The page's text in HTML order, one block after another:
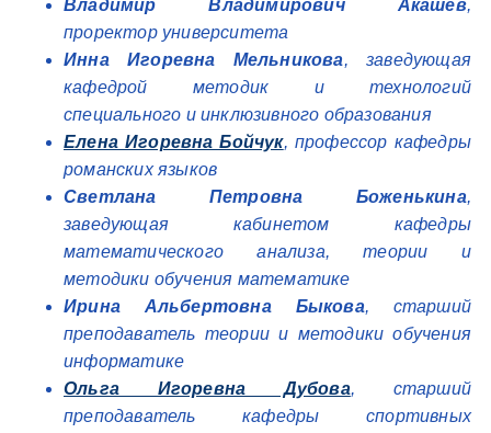
Владимир Владимирович Акашев,
проректор университета
Инна Игоревна Мельникова, заведующая
кафедрой методик и технологий
специального и инклюзивного образования
Елена Игоревна Бойчук, профессор кафедры
романских языков
Светлана Петровна Боженькина,
заведующая кабинетом кафедры
математического анализа, теории и
методики обучения математике
Ирина Альбертовна Быкова, старший
преподаватель теории и методики обучения
информатике
Ольга Игоревна Дубова, старший
преподаватель кафедры спортивных